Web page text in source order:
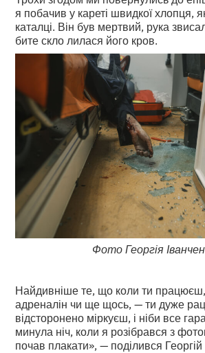
я побачив у кареті швидкої хлопця,
каталці. Він був мертвий, рука
бите скло лилася його кров.
Фото Георгія
Найдивніше те, що коли ти
адреналін чи ще щось, — ти дуже
відсторонено міркуєш, і ніби все
минула ніч, коли я розібрався з
почав плакати», — поділився Георгій